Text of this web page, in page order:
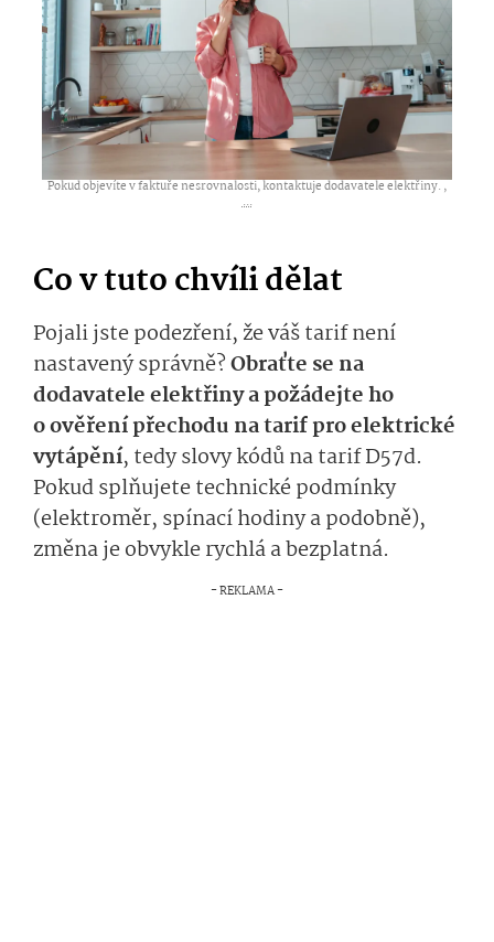
Pokud objevíte v faktuře nesrovnalosti, kontaktuje dodavatele elektřiny. ,
...
Co v tuto chvíli dělat
Pojali jste podezření, že váš tarif není
nastavený správně?Obraťte se na
dodavatele elektřiny a požádejte ho
o ověření přechodu na tarif pro elektrické
vytápění, tedy slovy kódů na tarif D57d.
Pokud splňujete technické podmínky
(elektroměr, spínací hodiny a podobně),
změna je obvykle rychlá a bezplatná.